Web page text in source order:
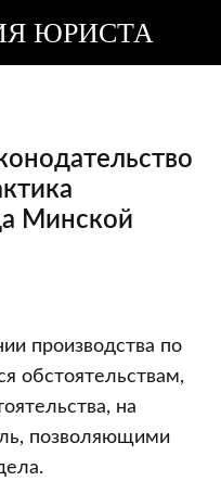
ЮРИСТА
Минской
производства по
обстоятельствам,
на
позволяющими